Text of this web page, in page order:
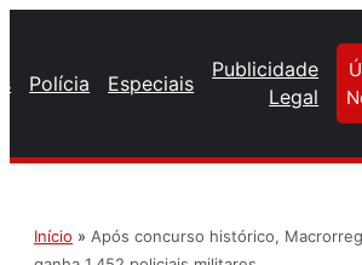
Polícia Especiais
Publicidade
Legal
Início » Após concurso histórico,